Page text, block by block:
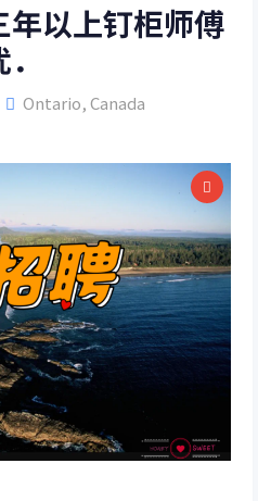
以上钉柜师傅
Ontario,Canada